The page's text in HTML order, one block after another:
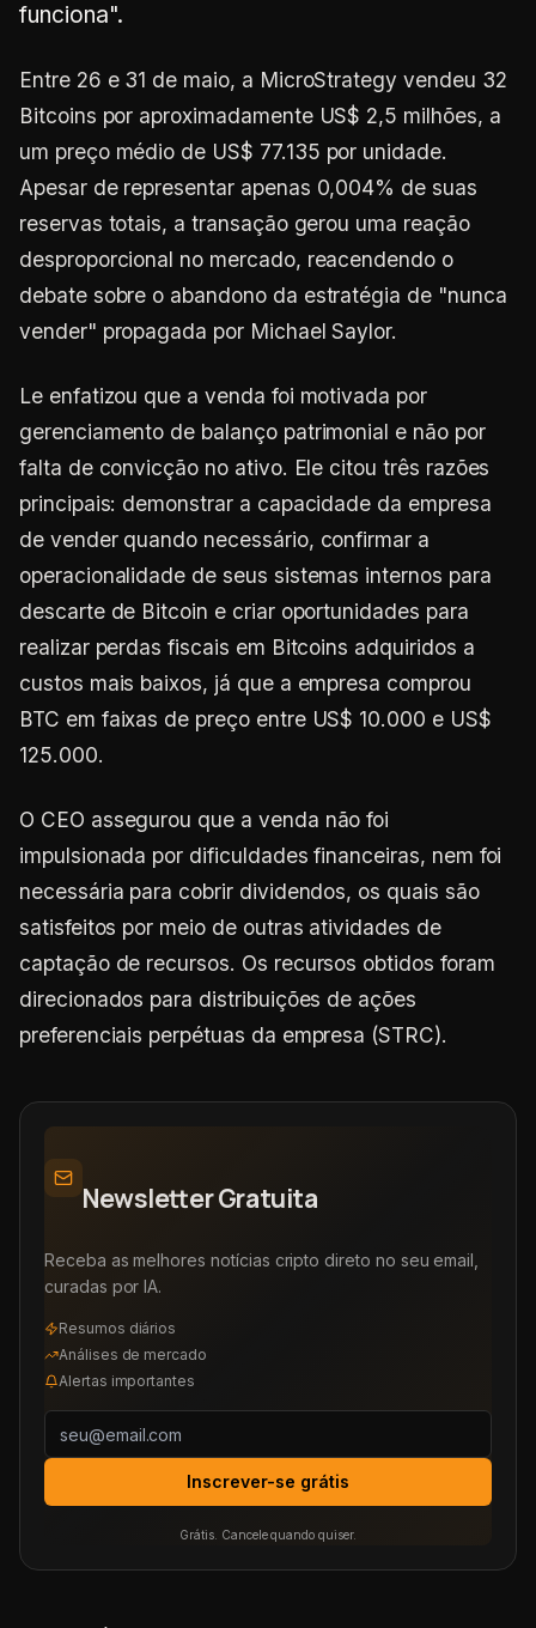
funciona".
Entre 26 e 31 de maio, a MicroStrategy vendeu 32
Bitcoins por aproximadamente US$ 2,5 milhões, a
um preço médio de US$ 77.135 por unidade.
Apesar de representar apenas 0,004% de suas
reservas totais, a transação gerou uma reação
desproporcional no mercado, reacendendo o
debate sobre o abandono da estratégia de "nunca
vender" propagada por Michael Saylor.
Le enfatizou que a venda foi motivada por
gerenciamento de balanço patrimonial e não por
falta de convicção no ativo. Ele citou três razões
principais: demonstrar a capacidade da empresa
de vender quando necessário, confirmar a
operacionalidade de seus sistemas internos para
descarte de Bitcoin e criar oportunidades para
realizar perdas fiscais em Bitcoins adquiridos a
custos mais baixos, já que a empresa comprou
BTC em faixas de preço entre US$ 10.000 e US$
125.000.
O CEO assegurou que a venda não foi
impulsionada por dificuldades financeiras, nem foi
necessária para cobrir dividendos, os quais são
satisfeitos por meio de outras atividades de
captação de recursos. Os recursos obtidos foram
direcionados para distribuições de ações
preferenciais perpétuas da empresa (STRC).
Newsletter Gratuita
Receba as melhores notícias cripto direto no seu email,
curadas por IA.
Resumos diários
Análises de mercado
Alertas importantes
Inscrever-se grátis
Grátis. Cancele quando quiser.